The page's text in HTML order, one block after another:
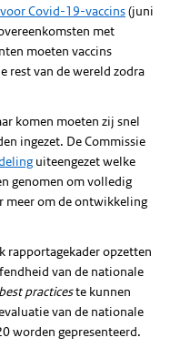
Covid-19-vaccins(juni
met
moeten vaccins
rest van de wereld zodra
komen moeten zij snel
ingezet. De Commissie
uiteengezet welke
genomen om volledig
meer om de ontwikkeling
rapportagekader opzetten
van de nationale
best practiceste kunnen
van de nationale
worden gepresenteerd.